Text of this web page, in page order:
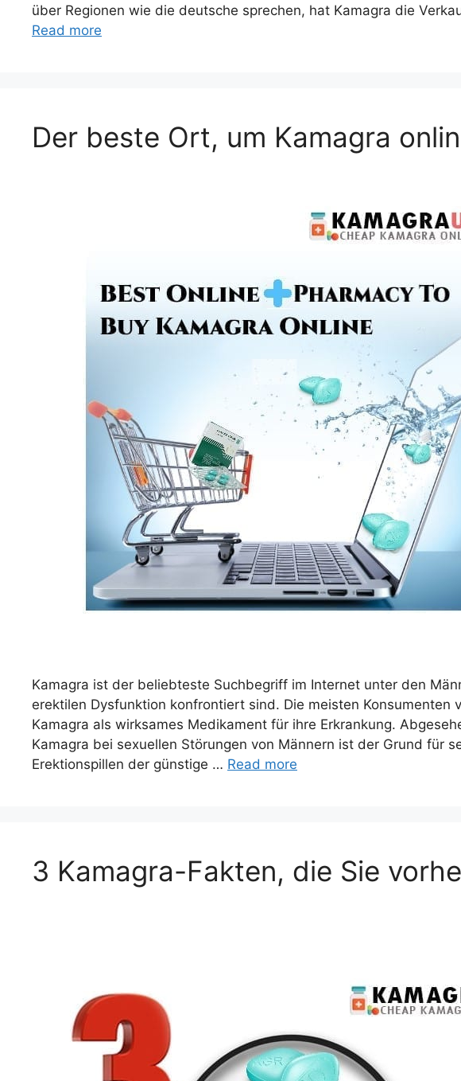
über Regionen wie die deutsche sprechen, hat Kamagra die
Read more
Der beste Ort, um Kamagra
Kamagra ist der beliebteste Suchbegriff im Internet unter den
erektilen Dysfunktion konfrontiert sind. Die meisten Konsumenten
Kamagra als wirksames Medikament für ihre Erkrankung.
Kamagra bei sexuellen Störungen von Männern ist der Grund für
Erektionspillen der günstige … Read more
3 Kamagra-Fakten, die Sie